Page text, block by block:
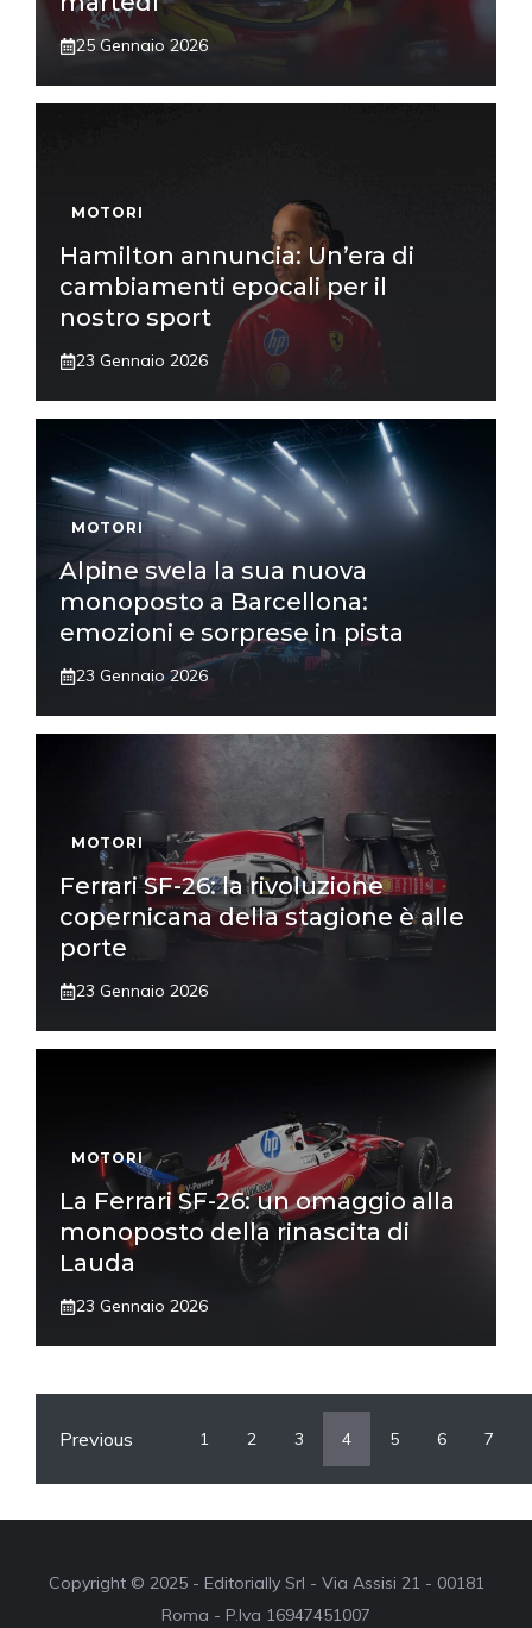
25 Gennaio 2026
MOTORI
Hamilton annuncia: Un’era di
cambiamenti epocali per il
nostro sport
23 Gennaio 2026
MOTORI
Alpine svela la sua nuova
monoposto a Barcellona:
emozioni e sorprese in pista
23 Gennaio 2026
MOTORI
Ferrari SF-26: la rivoluzione
copernicana della stagione è alle
porte
23 Gennaio 2026
MOTORI
La Ferrari SF-26: un omaggio alla
monoposto della rinascita di
Lauda
23 Gennaio 2026
Previous 1 2 3 4 5 6 7
Copyright © 2025 - Editorially Srl - Via Assisi 21 - 00181
Roma - P.Iva 16947451007